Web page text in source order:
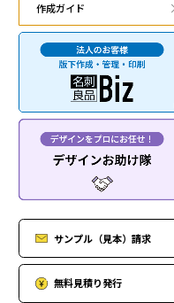
作成ガイド
サンプル（見本）請求
無料見積り発行